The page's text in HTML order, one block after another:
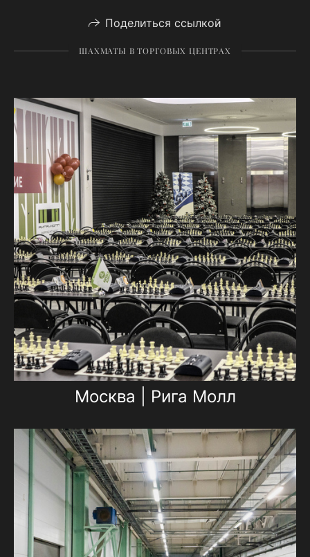
Поделиться ссылкой
ШАХМАТЫ В ТОРГОВЫХ ЦЕНТРАХ
Москва | Рига Молл